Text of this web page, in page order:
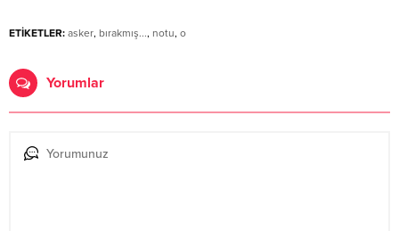
ETİKETLER: asker, bırakmış..., notu, o
Yorumlar